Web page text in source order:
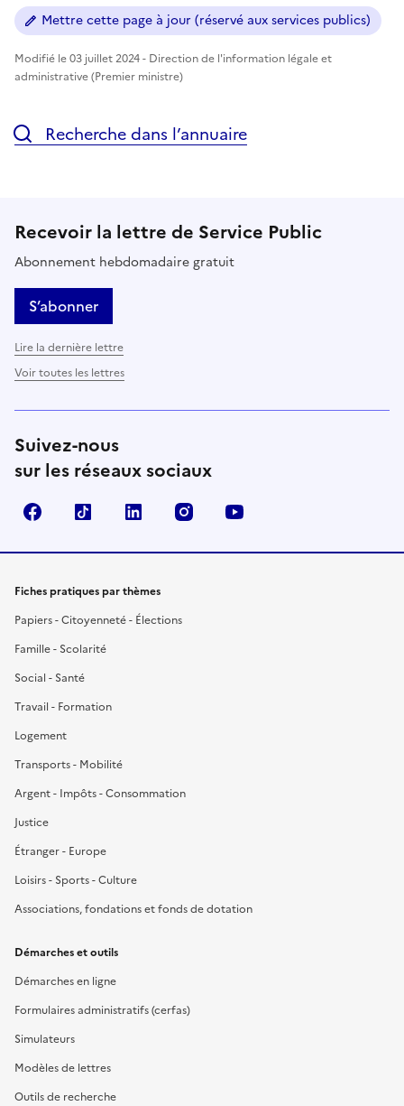
Mettre cette page à jour (réservé aux services publics)
Modifié le 03 juillet 2024 - Direction de l'information légale et
administrative (Premier ministre)
Recherche dans l’annuaire
Recevoir la lettre de Service Public
Abonnement hebdomadaire gratuit
S’abonner
Lire la dernière lettre
Voir toutes les lettres
Suivez-nous
sur les réseaux sociaux
FacebookTikTok LinkedIn Instagram
Fiches pratiques par thèmes
Papiers - Citoyenneté - Élections
Famille - Scolarité
Social - Santé
Travail - Formation
Logement
Transports - Mobilité
Argent - Impôts - Consommation
Justice
Étranger - Europe
Loisirs - Sports - Culture
Associations, fondations et fonds de dotation
Démarches et outils
Démarches en ligne
Formulaires administratifs (cerfas)
Simulateurs
Modèles de lettres
Outils de recherche